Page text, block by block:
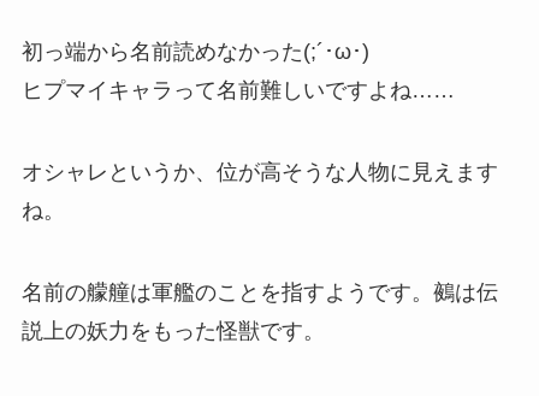
初っ端から名前読めなかった(;´･ω･)
ヒプマイキャラって名前難しいですよね……
オシャレというか、位が高そうな人物に見えます
ね。
名前の艨艟は軍艦のことを指すようです。鵺は伝
説上の妖力をもった怪獣です。